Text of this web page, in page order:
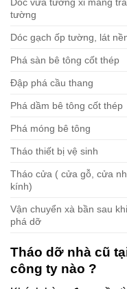
Dóc vữa tường xi măng
tường
Dóc gạch ốp tường, lát
Phá sàn bê tông cốt thép
Đập phá cầu thang
Phá dầm bê tông cốt thép
Phá móng bê tông
Tháo thiết bị vệ sinh
Tháo cửa ( cửa gỗ, cửa
kính)
Vận chuyển xà bần sau khi
phá dỡ
Tháo dỡ nhà cũ
công ty nào ?